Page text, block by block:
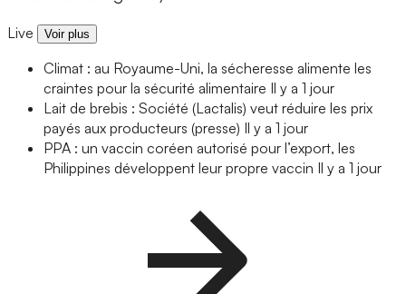
Live Voir plus
Climat : au Royaume-Uni, la sécheresse alimente les
craintes pour la sécurité alimentaire Il y a 1 jour
Lait de brebis : Société (Lactalis) veut réduire les prix
payés aux producteurs (presse) Il y a 1 jour
PPA : un vaccin coréen autorisé pour l’export, les
Philippines développent leur propre vaccin Il y a 1 jour